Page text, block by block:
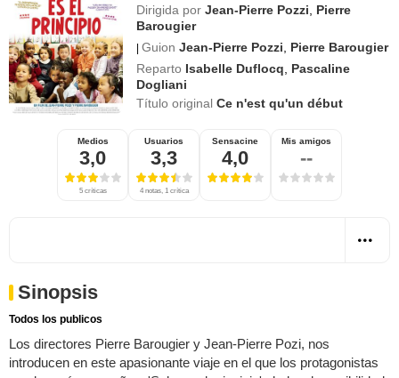
Dirigida por Jean-Pierre Pozzi
Pierre
Barougier
| Guion Jean-Pierre Pozzi
Pierre Barougier
Reparto Isabelle Duflocq
Pascaline
Dogliani
Título originalCe n'est qu'un début
Medios
3,0
5 críticas
Usuarios
3,3
4 notas, 1 crítica
Sensacine
4,0
Mis amigos
--
Sinopsis
Todos los publicos
Los directores Pierre Barougier y Jean-Pierre Pozi, nos
introducen en este apasionante viaje en el que los protagonistas